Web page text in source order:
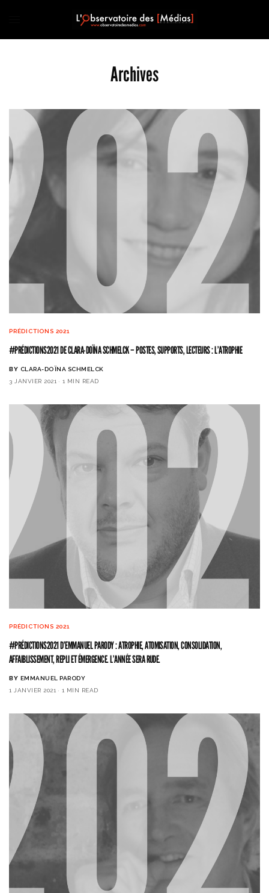
Archives
PRÉDICTIONS 2021
#PRÉDICTIONS2021 DE CLARA-DOÏNA SCHMELCK – POSTES, SUPPORTS, LECTEURS : L’ATROPHIE
BY CLARA-DOÏNA SCHMELCK
3 JANVIER 2021
1 MIN READ
PRÉDICTIONS 2021
#PRÉDICTIONS2021 D’EMMANUEL PARODY : ATROPHIE, ATOMISATION, CONSOLIDATION,
AFFAIBLISSEMENT, REPLI ET ÉMERGENCE. L’ANNÉE SERA RUDE.
BY EMMANUEL PARODY
1 JANVIER 2021
1 MIN READ